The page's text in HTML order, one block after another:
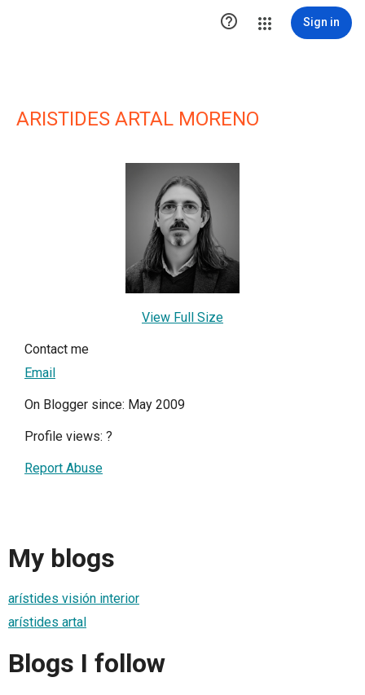
 Sign in
ARISTIDES ARTAL MORENO
View Full Size
Contact me
Email
On Blogger since: May 2009
Profile views: ?
Report Abuse
My blogs
arístides visión interior
arístides artal
Blogs I follow